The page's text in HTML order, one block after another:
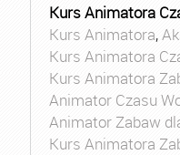
Kurs Animatora
Kurs Animatora,
Kurs Animatora
Kurs Animatora
Animator Czasu
Animator Zabaw
Kurs Animatora